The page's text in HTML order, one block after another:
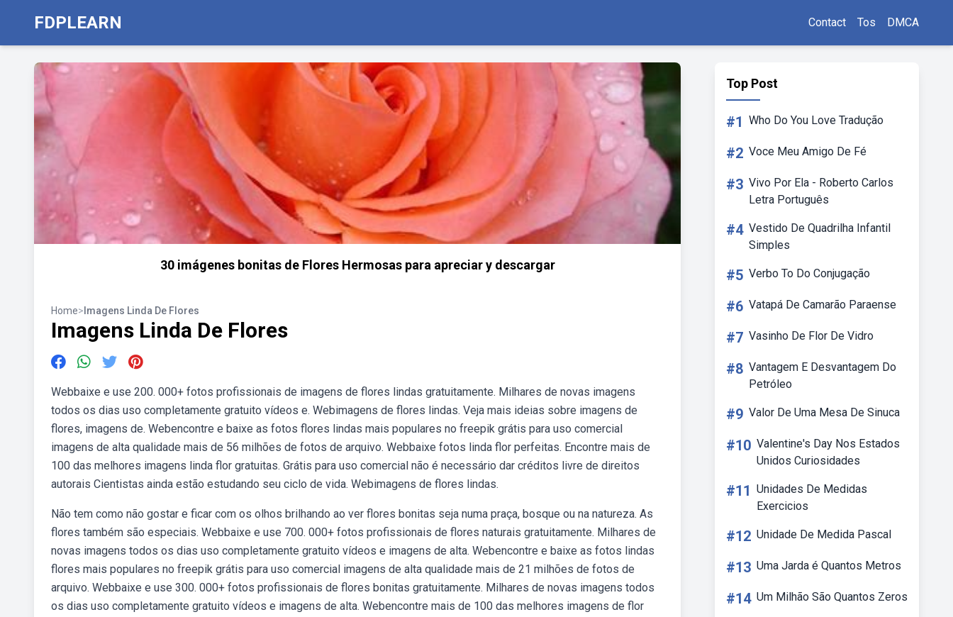
FDPLEARN Contact Tos DMCA
30 imágenes bonitas de Flores Hermosas para apreciar y descargar
Home> Imagens Linda De Flores
Imagens Linda De Flores
Webbaixe e use 200. 000+ fotos profissionais de imagens de flores lindas gratuitamente. Milhares de novas imagens
todos os dias uso completamente gratuito vídeos e. Webimagens de flores lindas. Veja mais ideias sobre imagens de
flores, imagens de. Webencontre e baixe as fotos flores lindas mais populares no freepik grátis para uso comercial
imagens de alta qualidade mais de 56 milhões de fotos de arquivo. Webbaixe fotos linda flor perfeitas. Encontre mais de
100 das melhores imagens linda flor gratuitas. Grátis para uso comercial não é necessário dar créditos livre de direitos
autorais Cientistas ainda estão estudando seu ciclo de vida. Webimagens de flores lindas.
Não tem como não gostar e ficar com os olhos brilhando ao ver flores bonitas seja numa praça, bosque ou na natureza. As
flores também são especiais. Webbaixe e use 700. 000+ fotos profissionais de flores naturais gratuitamente. Milhares de
novas imagens todos os dias uso completamente gratuito vídeos e imagens de alta. Webencontre e baixe as fotos lindas
flores mais populares no freepik grátis para uso comercial imagens de alta qualidade mais de 21 milhões de fotos de
arquivo. Webbaixe e use 300. 000+ fotos profissionais de flores bonitas gratuitamente. Milhares de novas imagens todos
os dias uso completamente gratuito vídeos e imagens de alta. Webencontre mais de 100 das melhores imagens de flor
Top Post
#1 Who Do You Love Tradução
#2 Voce Meu Amigo De Fé
#3 Vivo Por Ela - Roberto Carlos
Letra Português
#4 Vestido De Quadrilha Infantil
Simples
#5 Verbo To Do Conjugação
#6 Vatapá De Camarão Paraense
#7 Vasinho De Flor De Vidro
#8 Vantagem E Desvantagem Do
Petróleo
#9 Valor De Uma Mesa De Sinuca
#10 Valentine's Day Nos Estados
Unidos Curiosidades
#11 Unidades De Medidas
Exercicios
#12 Unidade De Medida Pascal
#13 Uma Jarda é Quantos Metros
#14 Um Milhão São Quantos Zeros